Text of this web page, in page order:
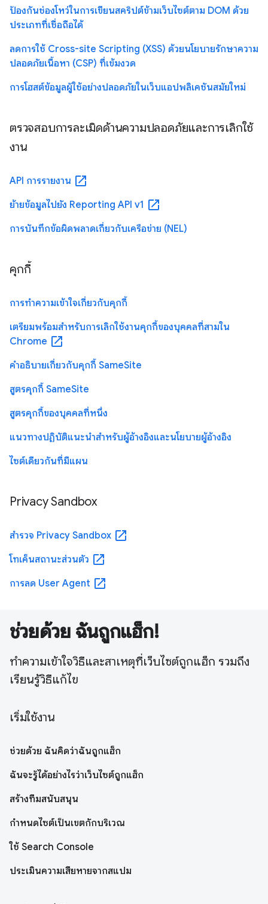
ป้องกันช่องโหว่ในการเขียนสคริปต์ข้ามเว็บไซต์ตาม DOM ด้วย
ประเภทที่เชื่อถือได้
ลดการใช้ Cross-site Scripting (XSS) ด้วยนโยบายรักษาความ
ปลอดภัยเนื้อหา (CSP) ที่เข้มงวด
การโฮสต์ข้อมูลผู้ใช้อย่างปลอดภัยในเว็บแอปพลิเคชันสมัยใหม่
ตรวจสอบการละเมิดด้านความปลอดภัยและการเลิกใช้
งาน
API การรายงาน open_in_new
ย้ายข้อมูลไปยัง Reporting API v1 open_in_new
การบันทึกข้อผิดพลาดเกี่ยวกับเครือข่าย (NEL)
คุกกี้
การทำความเข้าใจเกี่ยวกับคุกกี้
เตรียมพร้อมสําหรับการเลิกใช้งานคุกกี้ของบุคคลที่สามใน
Chrome open_in_new
คำอธิบายเกี่ยวกับคุกกี้ SameSite
สูตรคุกกี้ SameSite
สูตรคุกกี้ของบุคคลที่หนึ่ง
แนวทางปฏิบัติแนะนำสำหรับผู้อ้างอิงและนโยบายผู้อ้างอิง
ไซต์เดียวกันที่มีแผน
Privacy Sandbox
สำรวจ Privacy Sandbox open_in_new
โทเค็นสถานะส่วนตัว open_in_new
การลด User Agent open_in_new
ช่วยด้วย ฉันถูกแฮ็ก!
ทำความเข้าใจวิธีและสาเหตุที่เว็บไซต์ถูกแฮ็ก รวมถึง
เรียนรู้วิธีแก้ไข
เริ่มใช้งาน
ช่วยด้วย ฉันคิดว่าฉันถูกแฮ็ก
ฉันจะรู้ได้อย่างไรว่าเว็บไซต์ถูกแฮ็ก
สร้างทีมสนับสนุน
กำหนดไซต์เป็นเขตกักบริเวณ
ใช้ Search Console
ประเมินความเสียหายจากสแปม